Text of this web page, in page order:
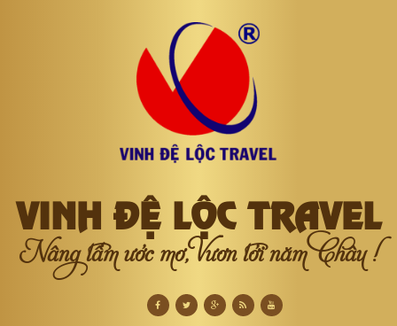
VINH ĐỆ LỘC TRAVEL
Nâng tầm ước mơ, Vươn tới năm Châu !